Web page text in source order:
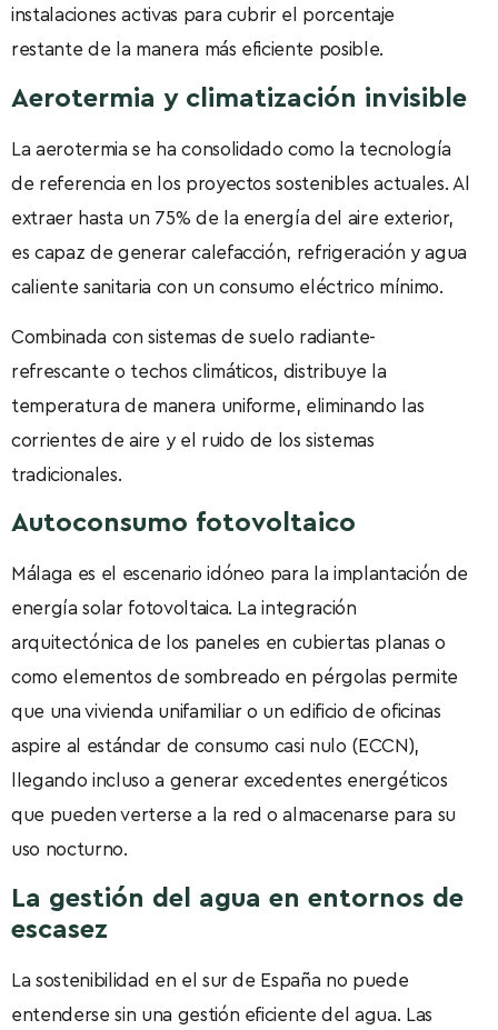
instalaciones activas para cubrir el porcentaje
restante de la manera más eficiente posible.
Aerotermia y climatización invisible
La aerotermia se ha consolidado como la tecnología
de referencia en los proyectos sostenibles actuales. Al
extraer hasta un 75% de la energía del aire exterior,
es capaz de generar calefacción, refrigeración y agua
caliente sanitaria con un consumo eléctrico mínimo.
Combinada con sistemas de suelo radiante-
refrescante o techos climáticos, distribuye la
temperatura de manera uniforme, eliminando las
corrientes de aire y el ruido de los sistemas
tradicionales.
Autoconsumo fotovoltaico
Málaga es el escenario idóneo para la implantación de
energía solar fotovoltaica. La integración
arquitectónica de los paneles en cubiertas planas o
como elementos de sombreado en pérgolas permite
que una vivienda unifamiliar o un edificio de oficinas
aspire al estándar de consumo casi nulo (ECCN),
llegando incluso a generar excedentes energéticos
que pueden verterse a la red o almacenarse para su
uso nocturno.
La gestión del agua en entornos de
escasez
La sostenibilidad en el sur de España no puede
entenderse sin una gestión eficiente del agua. Las